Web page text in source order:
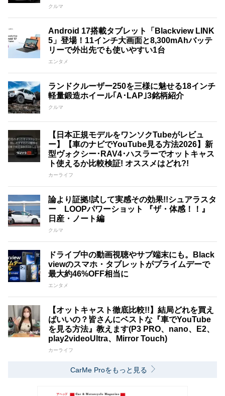
クルマ
Android 17搭載タブレット「Blackview LINK
5」登場！11インチ大画面と8,300mAhバッテ
リーで外出先でも使いやすい1台
エンタメ
ランドクルーザー250を三様に魅せる18インチ
軽量鍛造ホイール｢A･LAP｣3銘柄紹介
クルマ
【日本正規モデルをワンソクTubeがレビュ
ー】【車のナビでYouTube見る方法2026】新
型ヴォクシー･RAV4･ハスラーでオットキャス
ト使えるか比較検証! オススメはどれ?!
カーライフ
論より証拠!試して実感その効果!!シュアラスタ
ー LOOPパワーショット 『ザ・体感！！』
日産・ノート編
クルマ
ドライブ中の動画視聴やサブ端末にも。Black
viewのスマホ・タブレットがプライムデーで
最大約46%OFF相当に
エンタメ
【オットキャスト徹底比較!!】結局どれを買え
ばいいの？皆さんにベストな『車でYouTube
を見る方法』教えます(P3 PRO、nano、E2、
play2videoUltra、Mirror Touch)
カーライフ
CarMe Proをもっと見る